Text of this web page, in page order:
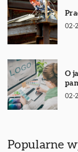
02-
O
02-
Popularne